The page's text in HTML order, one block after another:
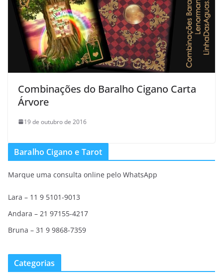
Combinações do Baralho Cigano Carta
Árvore
19 de outubro de 2016
Baralho Cigano e Tarot
Marque uma consulta online pelo WhatsApp
Lara – 11 9 5101-9013
Andara – 21 97155-4217
Bruna – 31 9 9868-7359
Categorias